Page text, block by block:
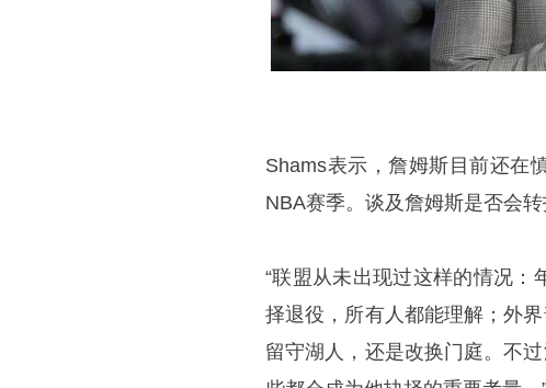
Shams表示，詹姆斯目前还在
NBA赛季。谈及詹姆斯是否会
“联盟从未出现过这样的情况
择退役，所有人都能理解；外
留守湖人，还是改换门庭。不